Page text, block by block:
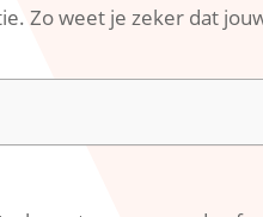
Zo weet je zeker dat